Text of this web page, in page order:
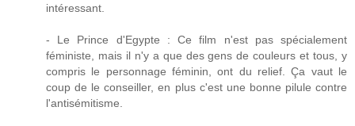
intéressant.
- Le Prince d'Egypte : Ce film n'est pas spécialement
féministe, mais il n'y a que des gens de couleurs et tous, y
compris le personnage féminin, ont du relief. Ça vaut le
coup de le conseiller, en plus c'est une bonne pilule contre
l'antisémitisme.